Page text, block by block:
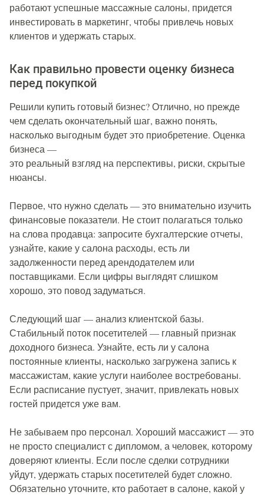
работают успешные массажные салоны, придется
инвестировать в маркетинг, чтобы привлечь новых
клиентов и удержать старых.
Как правильно провести оценку бизнеса
перед покупкой
Решили купить готовый бизнес? Отлично, но прежде
чем сделать окончательный шаг, важно понять,
насколько выгодным будет это приобретение. Оценка
бизнеса —
это реальный взгляд на перспективы, риски, скрытые
нюансы.
Первое, что нужно сделать — это внимательно изучить
финансовые показатели. Не стоит полагаться только
на слова продавца: запросите бухгалтерские отчеты,
узнайте, какие у салона расходы, есть ли
задолженности перед арендодателем или
поставщиками. Если цифры выглядят слишком
хорошо, это повод задуматься.
Следующий шаг — анализ клиентской базы.
Стабильный поток посетителей — главный признак
доходного бизнеса. Узнайте, есть ли у салона
постоянные клиенты, насколько загружена запись к
массажистам, какие услуги наиболее востребованы.
Если расписание пустует, значит, привлекать новых
гостей придется уже вам.
Не забываем про персонал. Хороший массажист — это
не просто специалист с дипломом, а человек, которому
доверяют клиенты. Если после сделки сотрудники
уйдут, удержать старых посетителей будет сложно.
Обязательно уточните, кто работает в салоне, какой у